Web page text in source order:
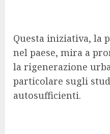
Questa iniziativa, la
nel paese, mira a
la rigenerazione
particolare sugli
autosufficienti.